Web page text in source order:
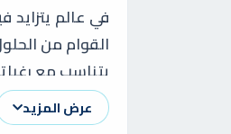
في عالم يتزايد
القوام من
يتناسب مع
الطبية
واحدة من
عرض المزيد